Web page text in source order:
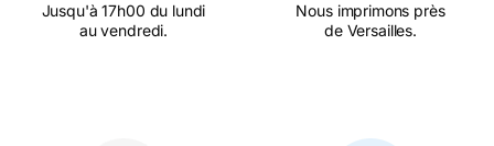
Jusqu'à 17h00 du lundi
au vendredi.
Nous imprimons près
de Versailles.